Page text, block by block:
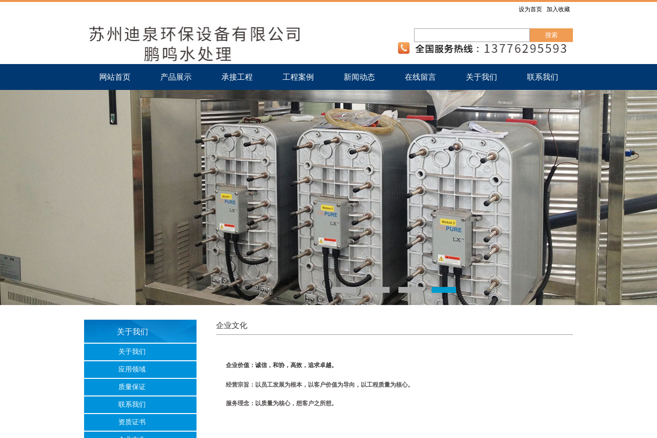
设为首页 加入收藏
网站首页 产品展示 承接工程 工程案例 新闻动态 在线留言 关于我们 联系我们
关于我们
关于我们
应用领域
质量保证
联系我们
资质证书
企业文化
企业价值：诚信，和协，高效，追求卓越。
经营宗旨：以员工发展为根本，以客户价值为导向，以工程质量为核心。
服务理念：以质量为核心，想客户之所想。